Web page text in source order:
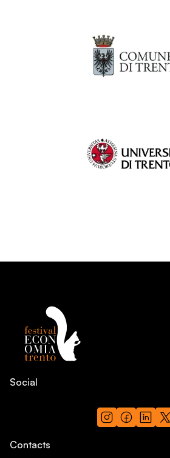
Social
Contacts